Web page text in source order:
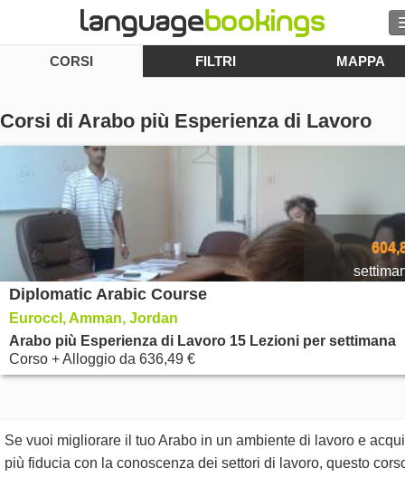
Cerca
SFOGLIARE
Aiuto
Valuta €
Lingua
CORSI FILTRI MAPPA
Corsi di Arabo più Esperienza di Lavoro
Diplomatic Arabic Course
Euroccl, Amman, Jordan
Arabo più Esperienza di Lavoro 15 Lezioni per settimana
Corso + Alloggio da 636,49 €
Se vuoi migliorare il tuo Arabo in un ambiente di lavoro e
più fiducia con la conoscenza dei settori di lavoro, questo